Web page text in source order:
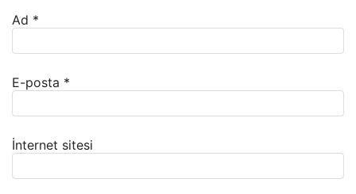
Ad *
E-posta *
İnternet sitesi